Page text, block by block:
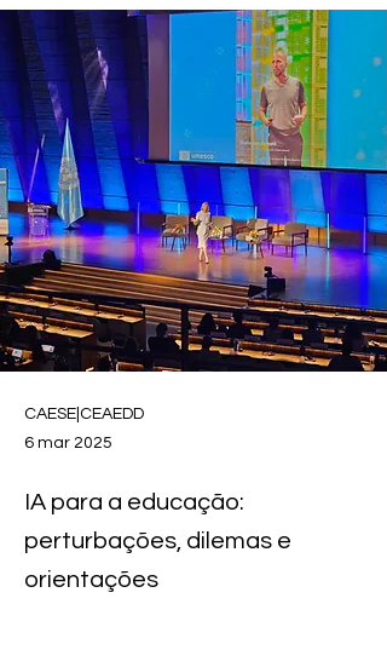
CAESE|CEAEDD
6 mar 2025
IA para a educação:
perturbações, dilemas e
orientações